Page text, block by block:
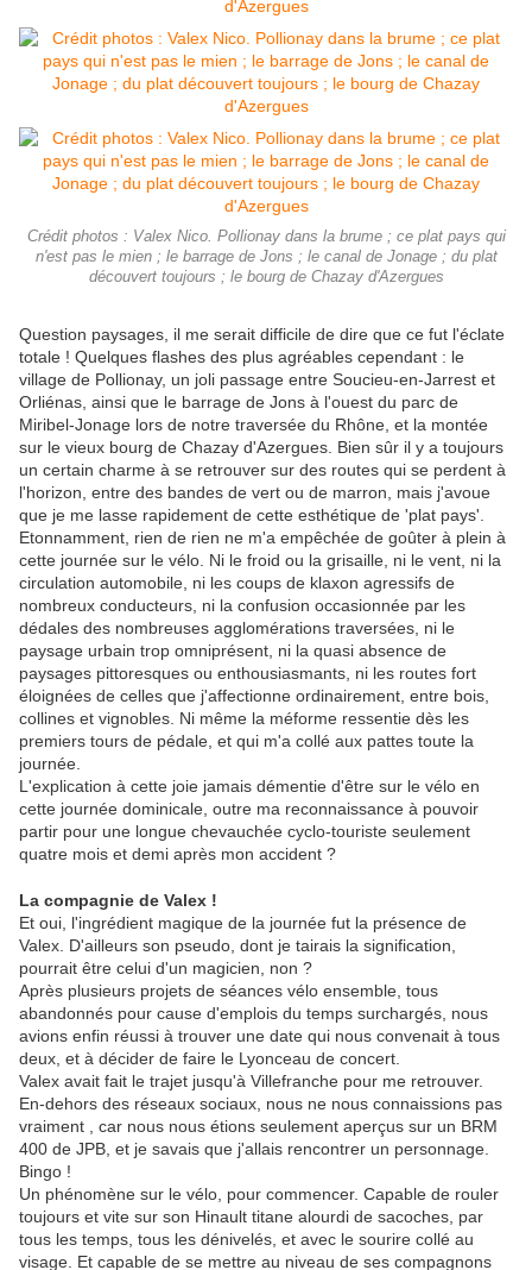
Crédit photos : Valex Nico. Pollionay dans la brume ; ce plat pays qui
n'est pas le mien ; le barrage de Jons ; le canal de Jonage ; du plat
découvert toujours ; le bourg de Chazay d'Azergues
Question paysages, il me serait difficile de dire que ce fut l'éclate
totale ! Quelques flashes des plus agréables cependant : le
village de Pollionay, un joli passage entre Soucieu-en-Jarrest et
Orliénas, ainsi que le barrage de Jons à l'ouest du parc de
Miribel-Jonage lors de notre traversée du Rhône, et la montée
sur le vieux bourg de Chazay d'Azergues. Bien sûr il y a toujours
un certain charme à se retrouver sur des routes qui se perdent à
l'horizon, entre des bandes de vert ou de marron, mais j'avoue
que je me lasse rapidement de cette esthétique de 'plat pays'.
Etonnamment, rien de rien ne m'a empêchée de goûter à plein à
cette journée sur le vélo. Ni le froid ou la grisaille, ni le vent, ni la
circulation automobile, ni les coups de klaxon agressifs de
nombreux conducteurs, ni la confusion occasionnée par les
dédales des nombreuses agglomérations traversées, ni le
paysage urbain trop omniprésent, ni la quasi absence de
paysages pittoresques ou enthousiasmants, ni les routes fort
éloignées de celles que j'affectionne ordinairement, entre bois,
collines et vignobles. Ni même la méforme ressentie dès les
premiers tours de pédale, et qui m'a collé aux pattes toute la
journée.
L'explication à cette joie jamais démentie d'être sur le vélo en
cette journée dominicale, outre ma reconnaissance à pouvoir
partir pour une longue chevauchée cyclo-touriste seulement
quatre mois et demi après mon accident ?
La compagnie de Valex !
Et oui, l'ingrédient magique de la journée fut la présence de
Valex. D'ailleurs son pseudo, dont je tairais la signification,
pourrait être celui d'un magicien, non ?
Après plusieurs projets de séances vélo ensemble, tous
abandonnés pour cause d'emplois du temps surchargés, nous
avions enfin réussi à trouver une date qui nous convenait à tous
deux, et à décider de faire le Lyonceau de concert.
Valex avait fait le trajet jusqu'à Villefranche pour me retrouver.
En-dehors des réseaux sociaux, nous ne nous connaissions pas
vraiment , car nous nous étions seulement aperçus sur un BRM
400 de JPB, et je savais que j'allais rencontrer un personnage.
Bingo !
Un phénomène sur le vélo, pour commencer. Capable de rouler
toujours et vite sur son Hinault titane alourdi de sacoches, par
tous les temps, tous les dénivelés, et avec le sourire collé au
visage. Et capable de se mettre au niveau de ses compagnons